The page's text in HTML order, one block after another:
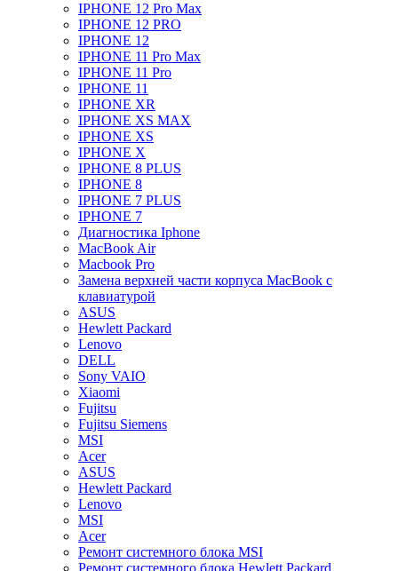
IPHONE 12 Pro Max
IPHONE 12 PRO
IPHONE 12
IPHONE 11 Pro Max
IPHONE 11 Pro
IPHONE 11
IPHONE XR
IPHONE XS MAX
IPHONE XS
IPHONE X
IPHONE 8 PLUS
IPHONE 8
IPHONE 7 PLUS
IPHONE 7
Диагностика Iphone
MacBook Air
Macbook Pro
Замена верхней части корпуса MacBook с
клавиатурой
ASUS
Hewlett Packard
Lenovo
DELL
Sony VAIO
Xiaomi
Fujitsu
Fujitsu Siemens
MSI
Acer
ASUS
Hewlett Packard
Lenovo
MSI
Acer
Ремонт системного блока MSI
Ремонт системного блока Hewlett Packard